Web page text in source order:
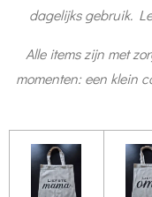
dagelijks gebruik.
Alle items zijn met
momenten: een klein